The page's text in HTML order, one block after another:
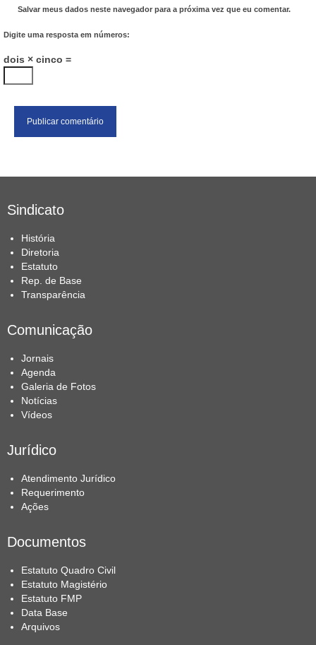
Salvar meus dados neste navegador para a próxima vez que eu comentar.
Digite uma resposta em números:
dois × cinco =
Sindicato
História
Diretoria
Estatuto
Rep. de Base
Transparência
Comunicação
Jornais
Agenda
Galeria de Fotos
Notícias
Vídeos
Jurídico
Atendimento Jurídico
Requerimento
Ações
Documentos
Estatuto Quadro Civil
Estatuto Magistério
Estatuto FMP
Data Base
Arquivos